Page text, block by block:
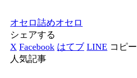
オセロ詰めオセロ
シェアする
X Facebook はてブ LINE コピー
人気記事